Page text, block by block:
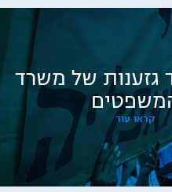
גזענות של משרד
קראו עוד